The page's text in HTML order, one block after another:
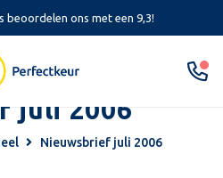
beoordelen ons met een 9,3!
juli 2006
Nieuwsbrief juli 2006